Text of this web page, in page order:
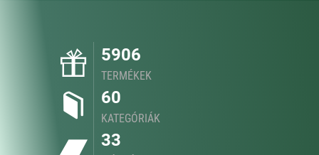
5906
TERMÉKEK
60
KATEGÓRIÁK
33